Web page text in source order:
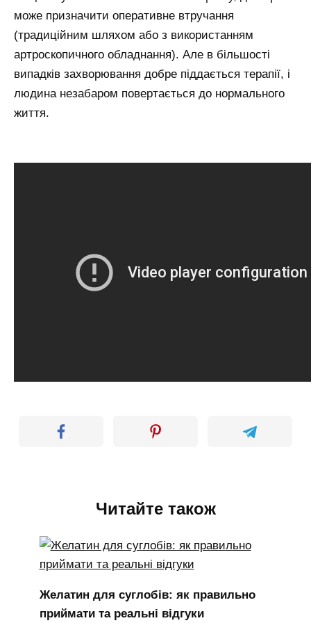
може призначити оперативне втручання
(традиційним шляхом або з використанням
артроскопичного обладнання). Але в більшості
випадків захворювання добре піддається терапії, і
людина незабаром повертається до нормального
життя.
Читайте також
Желатин для суглобів: як правильно
приймати та реальні відгуки